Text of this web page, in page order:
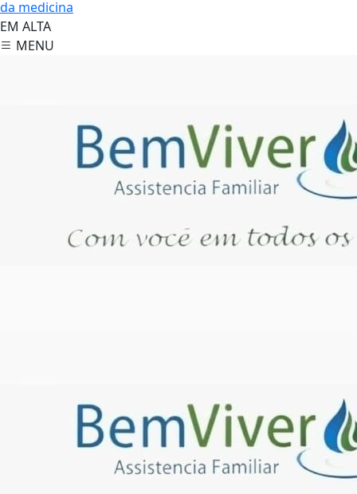
da medicina
EM ALTA
MENU